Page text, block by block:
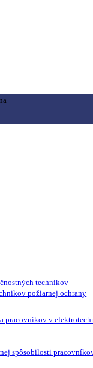
technikov
požiarnej ochrany
pracovníkov v
spôsobilosti